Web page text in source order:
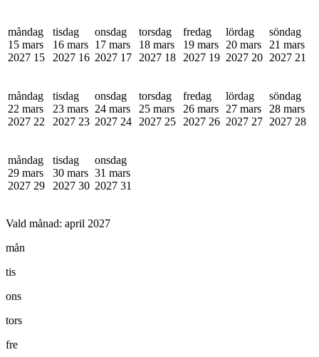
måndag
15 mars
2027 15
tisdag
16 mars
2027 16
onsdag
17 mars
2027 17
torsdag
18 mars
2027 18
fredag
19 mars
2027 19
lördag
20 mars
2027 20
söndag
21 mars
2027 21
måndag
22 mars
2027 22
tisdag
23 mars
2027 23
onsdag
24 mars
2027 24
torsdag
25 mars
2027 25
fredag
26 mars
2027 26
lördag
27 mars
2027 27
söndag
28 mars
2027 28
måndag
29 mars
2027 29
tisdag
30 mars
2027 30
onsdag
31 mars
2027 31
Vald månad: april 2027
mån
tis
ons
tors
fre